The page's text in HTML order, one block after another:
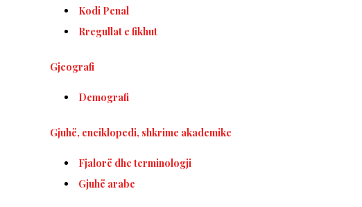
Kodi Penal
Rregullat e fikhut
Gjeografi
Demografi
Gjuhë, enciklopedi, shkrime akademike
Fjalorë dhe terminologji
Gjuhë arabe